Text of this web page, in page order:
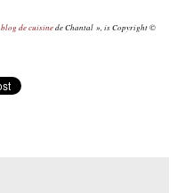
blog de cuisinede Chantal », is Copyright ©